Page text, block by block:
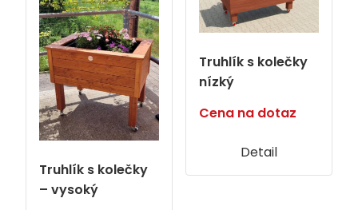
Truhlík s kolečky
– vysoký
Truhlík s kolečky
nízký
Cena na dotaz
Detail